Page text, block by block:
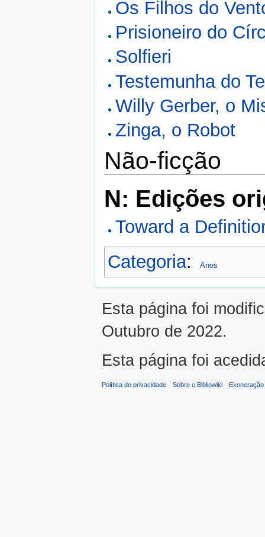
Os Filhos do
Prisioneiro do
Solfieri
Testemunha do
Willy Gerber, o
Zinga, o Robot
Não-ficção
N: Edições
Toward a
Categoria: Anos
Esta página foi
Outubro de 2022.
Esta página foi
Política de privacidade Sobre o Bibliowiki